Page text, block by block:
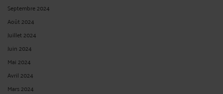
Septembre 2024
Août 2024
Juillet 2024
Juin 2024
Mai 2024
Avril 2024
Mars 2024